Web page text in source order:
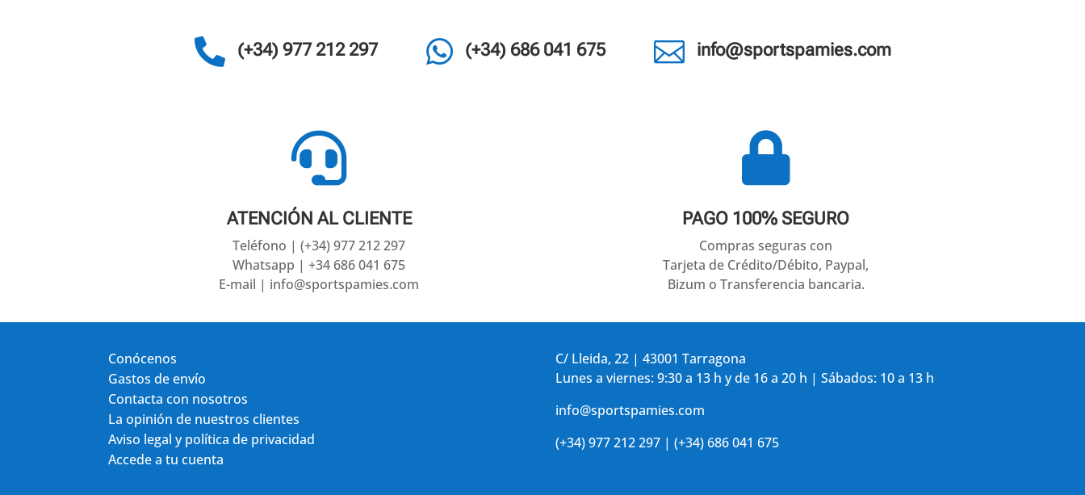
 (+34) 977 212 297  (+34) 686 041 675  info@sportspamies.com

ATENCIÓN AL CLIENTE
Teléfono | (+34) 977 212 297
Whatsapp | +34 686 041 675
E-mail | info@sportspamies.com

PAGO 100% SEGURO
Compras seguras con
Tarjeta de Crédito/Débito, Paypal,
Bizum o Transferencia bancaria.
Conócenos
Gastos de envío
Contacta con nosotros
La opinión de nuestros clientes
Aviso legal y política de privacidad
Accede a tu cuenta
C/ Lleida, 22 | 43001 Tarragona
Lunes a viernes: 9:30 a 13 h y de 16 a 20 h | Sábados: 10 a 13 h
info@sportspamies.com
(+34) 977 212 297 | (+34) 686 041 675